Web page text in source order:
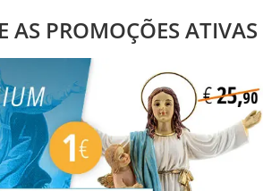
AS PROMOÇÕES ATIVAS